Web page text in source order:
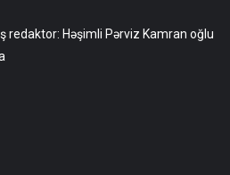
redaktor: Həşimli Pərviz Kamran oğlu